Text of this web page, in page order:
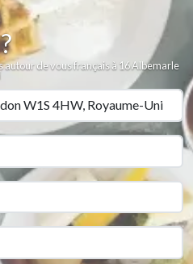
de vous français à 16 Albemarle